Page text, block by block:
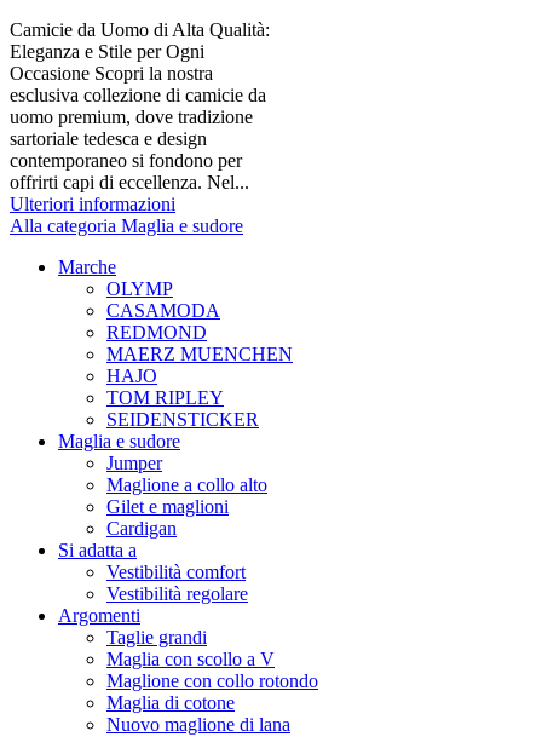
Camicie da Uomo di Alta Qualità:
Eleganza e Stile per Ogni
Occasione Scopri la nostra
esclusiva collezione di camicie da
uomo premium, dove tradizione
sartoriale tedesca e design
contemporaneo si fondono per
offrirti capi di eccellenza. Nel...
Ulteriori informazioni
Alla categoria Maglia e sudore
Marche
OLYMP
CASAMODA
REDMOND
MAERZ MUENCHEN
HAJO
TOM RIPLEY
SEIDENSTICKER
Maglia e sudore
Jumper
Maglione a collo alto
Gilet e maglioni
Cardigan
Si adatta a
Vestibilità comfort
Vestibilità regolare
Argomenti
Taglie grandi
Maglia con scollo a V
Maglione con collo rotondo
Maglia di cotone
Nuovo maglione di lana